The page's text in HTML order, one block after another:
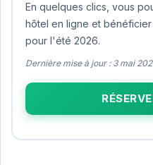
En quelques clics, vous
hôtel en ligne et
pour l'été 2026.
Dernière mise à jour : 3 mai